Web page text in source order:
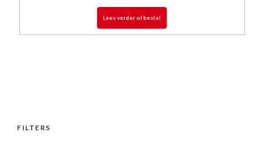
Lees verder of bestel
FILTERS